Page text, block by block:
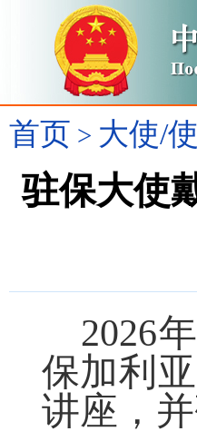
首页 > 大使/
驻保大使
2026年
保加利
讲座， 并